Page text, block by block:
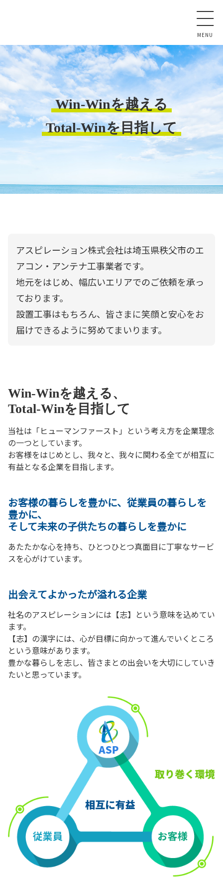
ツ
本
文
へ
ス
キ
プ
Win-Winを越える
Total-Winを目指して
アスピレーション株式会社は埼玉県秩父市のエ
アコン・アンテナ工事業者です。
地元をはじめ、幅広いエリアでのご依頼を承っ
ております。
設置工事はもちろん、皆さまに笑顔と安心をお
届けできるように努めてまいります。
Win-Winを越える、
Total-Winを目指して
当社は「ヒューマンファースト」という考え方を企業理念
の一つとしています。
お客様をはじめとし、我々と、我々に関わる全てが相互に
有益となる企業を目指します。
お客様の暮らしを豊かに、従業員の暮らしを
豊かに、
そして未来の子供たちの暮らしを豊かに
あたたかな心を持ち、ひとつひとつ真面目に丁寧なサービ
スを心がけています。
出会えてよかったが溢れる企業
社名のアスピレーションには【志】という意味を込めてい
ます。
【志】の漢字には、心が目標に向かって進んでいくところ
という意味があります。
豊かな暮らしを志し、皆さまとの出会いを大切にしていき
たいと思っています。